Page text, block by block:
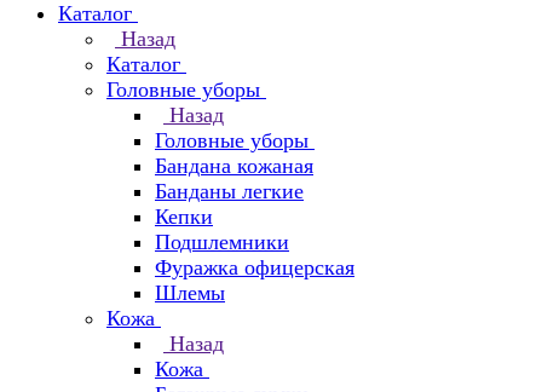
Каталог
Назад
Каталог
Головные уборы
Назад
Головные уборы
Бандана кожаная
Банданы легкие
Кепки
Подшлемники
Фуражка офицерская
Шлемы
Кожа
Назад
Кожа